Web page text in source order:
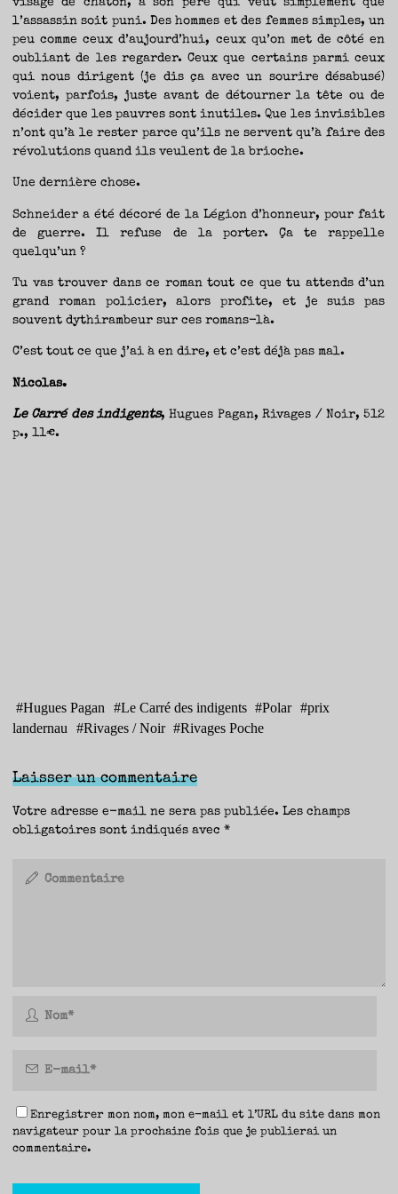
visage de chaton, à son père qui veut simplement que
l’assassin soit puni. Des hommes et des femmes simples, un
peu comme ceux d’aujourd’hui, ceux qu’on met de côté en
oubliant de les regarder. Ceux que certains parmi ceux
qui nous dirigent (je dis ça avec un sourire désabusé)
voient, parfois, juste avant de détourner la tête ou de
décider que les pauvres sont inutiles. Que les invisibles
n’ont qu’à le rester parce qu’ils ne servent qu’à faire des
révolutions quand ils veulent de la brioche.
Une dernière chose.
Schneider a été décoré de la Légion d’honneur, pour fait
de guerre. Il refuse de la porter. Ça te rappelle
quelqu’un ?
Tu vas trouver dans ce roman tout ce que tu attends d’un
grand roman policier, alors profite, et je suis pas
souvent dythirambeur sur ces romans-là.
C’est tout ce que j’ai à en dire, et c’est déjà pas mal.
Nicolas.
Le Carré des indigents, Hugues Pagan, Rivages / Noir, 512
p., 11€.
#Hugues Pagan #Le Carré des indigents #Polar #prix
landernau
#Rivages / Noir #Rivages Poche
Laisser un commentaire
Votre adresse e-mail ne sera pas publiée. Les champs
obligatoires sont indiqués avec*
Enregistrer mon nom, mon e-mail et l’URL du site dans mon
navigateur pour la prochaine fois que je publierai un
commentaire.